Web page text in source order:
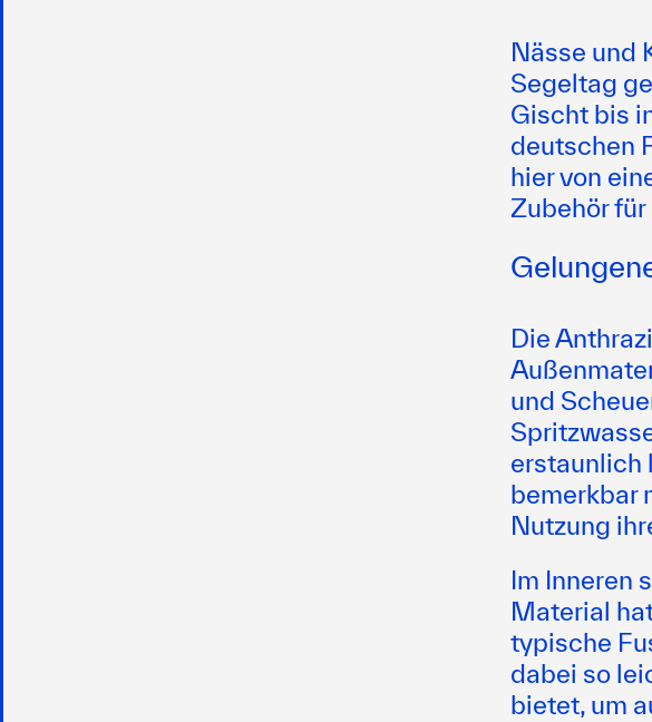
Nässe und
Segeltag
Gischt bis
deutschen
hier von
Zubehör
Die
und
erstaunlich
bemerkbar
Nutzung
Im Inneren
Material
typische
dabei so
bietet, um